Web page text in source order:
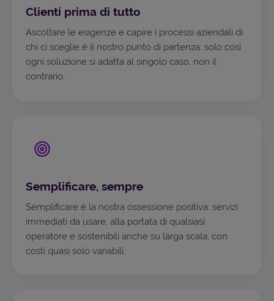
Clienti prima di tutto
Ascoltare le esigenze e capire i processi aziendali di
chi ci sceglie è il nostro punto di partenza: solo così
ogni soluzione si adatta al singolo caso, non il
contrario.
Semplificare, sempre
Semplificare è la nostra ossessione positiva: servizi
immediati da usare, alla portata di qualsiasi
operatore e sostenibili anche su larga scala, con
costi quasi solo variabili.